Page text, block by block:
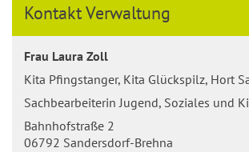
Kontakt Verwaltung
Frau Laura Zoll
Kita Pfingstanger, Kita Glückspilz, Hort
Sachbearbeiterin Jugend, Soziales und
Bahnhofstraße 2
06792 Sandersdorf-Brehna